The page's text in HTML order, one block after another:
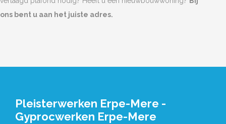
ons bent u aan het juiste adres.
Pleisterwerken Erpe-Mere -
Gyprocwerken Erpe-Mere